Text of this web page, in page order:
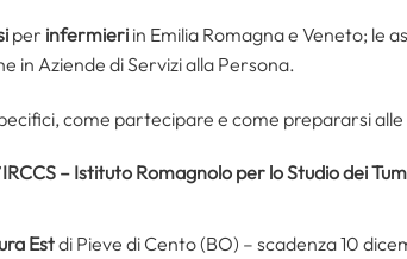
per infermieri in Emilia Romagna e Veneto; le
in Aziende di Servizi alla Persona.
come partecipare e come prepararsi alle
IRCCS – Istituto Romagnolo per lo Studio dei
Estdi Pieve di Cento (BO) – scadenza 10